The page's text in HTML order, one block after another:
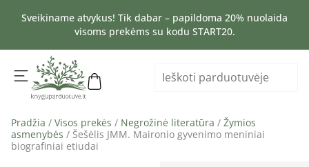
Sveikiname atvykus! Tik dabar – papildoma 20% nuolaida
visoms prekėms su kodu START20.
Pradžia / Visos prekės / Negrožinė literatūra / Žymios
asmenybės / Šešėlis JMM. Maironio gyvenimo meniniai
biografiniai etiudai